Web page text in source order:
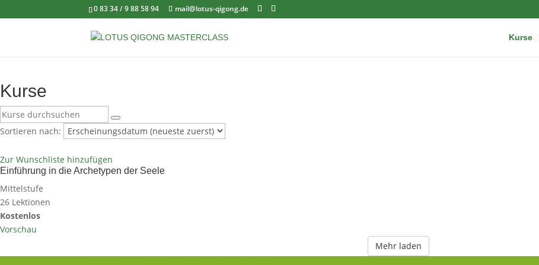
0 83 34 / 9 88 58 94 mail@lotus-qigong.de
Kurse
Kurse
Sortieren nach:
Zur Wunschliste hinzufügen
Einführung in die Archetypen der Seele
Mittelstufe
26 Lektionen
Kostenlos
Vorschau
Mehr laden